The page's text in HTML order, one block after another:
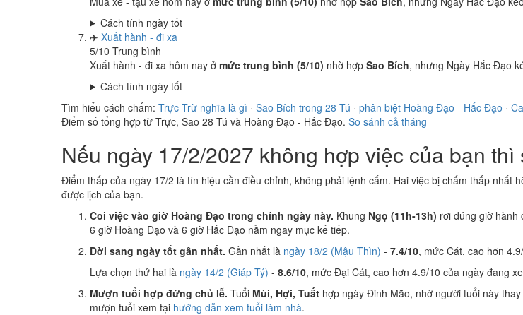
Cách tính ngày tốt
✈️ Xuất hành - đi xa
5/10 Trung bình
Xuất hành - đi xa hôm nay ở mức trung bình (5/10) nhờ hợp Sao Bích, nhưng Ngày Hắc Đạo
Cách tính ngày tốt
Tìm hiểu cách chấm: Trực Trừ nghĩa là gì · Sao Bích trong 28 Tú · phân biệt Hoàng Đạo - Hắc Đạo ·
Điểm số tổng hợp từ Trực, Sao 28 Tú và Hoàng Đạo - Hắc Đạo. So sánh cả tháng
Nếu ngày 17/2/2027 không hợp việc của bạn thì
Điểm thấp của ngày 17/2 là tín hiệu cần điều chỉnh, không phải lệnh cấm. Hai việc bị chấm thấp nhất
được lịch của bạn.
Coi việc vào giờ Hoàng Đạo trong chính ngày này. Khung Ngọ (11h-13h) rơi đúng giờ hành
6 giờ Hoàng Đạo và 6 giờ Hắc Đạo nằm ngay mục kế tiếp.
Dời sang ngày tốt gần nhất. Gần nhất là ngày 18/2 (Mậu Thìn) - 7.4/10, mức Cát, cao hơn
Lựa chọn thứ hai là ngày 14/2 (Giáp Tý) - 8.6/10, mức Đại Cát, cao hơn 4.9/10 của ngày đang
Mượn tuổi hợp đứng chủ lễ. Tuổi Mùi, Hợi, Tuất hợp ngày Đinh Mão, nhờ người tuổi này
mượn tuổi xem tại hướng dẫn xem tuổi làm nhà.